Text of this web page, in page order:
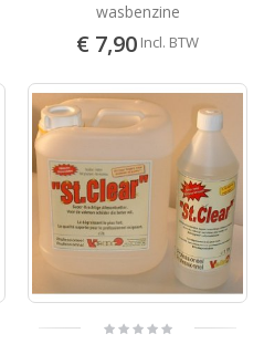
wasbenzine
€ 7,90 Incl. BTW